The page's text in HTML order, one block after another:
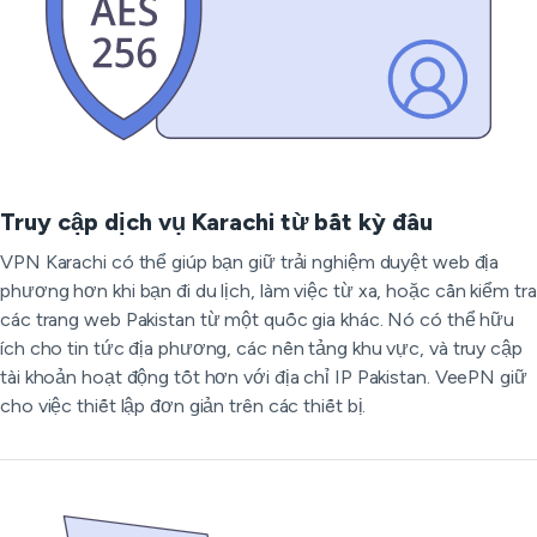
Truy cập dịch vụ Karachi từ bất kỳ đâu
VPN Karachi có thể giúp bạn giữ trải nghiệm duyệt web địa
phương hơn khi bạn đi du lịch, làm việc từ xa, hoặc cần kiểm tra
các trang web Pakistan từ một quốc gia khác. Nó có thể hữu
ích cho tin tức địa phương, các nền tảng khu vực, và truy cập
tài khoản hoạt động tốt hơn với địa chỉ IP Pakistan. VeePN giữ
cho việc thiết lập đơn giản trên các thiết bị.